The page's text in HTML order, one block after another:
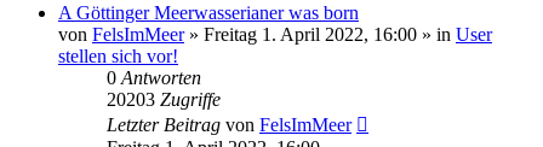
A Göttinger Meerwasserianer was born
von FelsImMeer» Freitag 1. April 2022, 16:00 » in User
stellen sich vor!
0 Antworten
20203 Zugriffe
Letzter Beitrag von FelsImMeer